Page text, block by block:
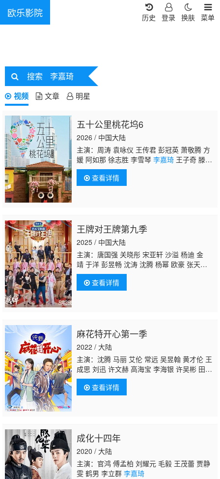
欧乐影院 菜单
换肤
登录
历史
搜索 李嘉琦
视频 文章 明星
五十公里桃花坞6
2026 / 中国大陆
主演：周涛 袁咏仪 王传君 彭冠英 萧敬腾 方
媛 阿如那 徐志胜 李雪琴 李嘉琦王子奇 滕
哲 徐若晗 欧阳娜娜 陈鑫海 庾恩利 贺峻霖
查看详情
王牌对王牌第九季
2025 / 中国大陆
主演：唐国强 关晓彤 宋亚轩 沙溢 杨迪 金
靖 于洋 彭昱畅 沈涛 沈腾 杨幂 欧豪 张天
阳 蓝盈莹 张海宇 贾冰 李梦 李乃文 冯满 小沈
阳 马嘉祺 丁程鑫 刘耀文 张真源 严浩翔 贺峻
霖 黄渤 范丞丞 常远
查看详情
麻花特开心第一季
2022 / 大陆
主演：沈腾 马丽 艾伦 常远 吴昱翰 黄才伦 王
成思 刘迅 许文赫 高海宝 李海银 许吴彬 田
雨 宋阳 李雪琴 宋祖儿 小沈阳 冯秦川 李诞 周
洁琼 贾玲 林允 郑恺 杨超越 杨幂 李沁 赵小
棠 袁弘 范丞丞李嘉琦
查看详情
成化十四年
2020 / 大陆
主演：官鸿 傅孟柏 刘耀元 毛毅 王茂蕾 贾静
雯 鹤男 李立群 李嘉琦